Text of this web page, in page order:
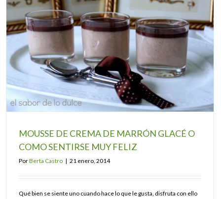
MOUSSE DE CREMA DE MARRÓN GLACÉ O
COMO SENTIRSE MUY FELIZ
PorBerta Castro | 21 enero, 2014
Qué bien se siente uno cuando hace lo que le gusta, disfruta con ello